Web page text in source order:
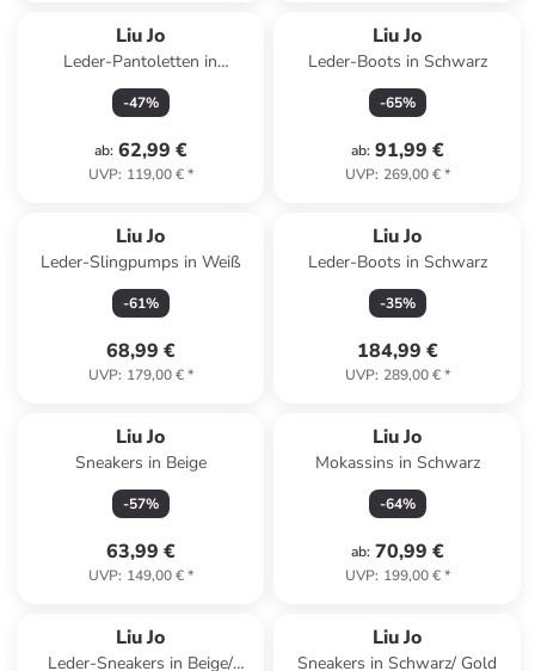
Liu Jo
Leder-Pantoletten in
Hellbraun
-47%
ab: 62,99 €
UVP: 119,00 €*
Liu Jo
Leder-Boots in Schwarz
-65%
ab: 91,99 €
UVP: 269,00 €*
Liu Jo
Leder-Slingpumps in Weiß
-61%
68,99 €
UVP: 179,00 €*
Liu Jo
Leder-Boots in Schwarz
-35%
184,99 €
UVP: 289,00 €*
Liu Jo
Sneakers in Beige
-57%
63,99 €
UVP: 149,00 €*
Liu Jo
Mokassins in Schwarz
-64%
ab: 70,99 €
UVP: 199,00 €*
Liu Jo
Leder-Sneakers in Beige/
Liu Jo
Sneakers in Schwarz/ Gold